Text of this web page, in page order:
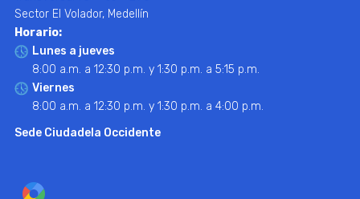
Sector El Volador, Medellín
Horario:
Lunes a jueves
8:00 a.m. a 12:30 p.m. y 1:30 p.m. a 5:15 p.m.
Viernes
8:00 a.m. a 12:30 p.m. y 1:30 p.m. a 4:00 p.m.
Sede Ciudadela Occidente